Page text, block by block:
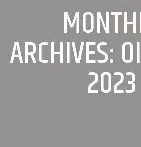
ARCHIVES:
2023